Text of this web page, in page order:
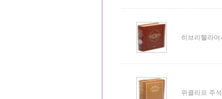
히브리헬라어
위클리프 주